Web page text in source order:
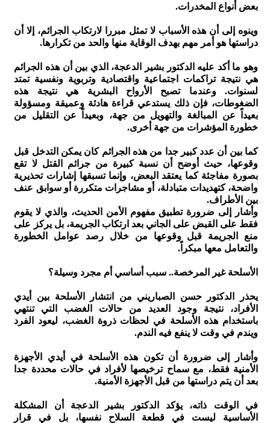
بعض أنواع المخدرات.
وينوه إلى أن هذه الأسباب لا تمثل مبررا لارتكاب الجرائم، إلا أن
دراستها هو أمر مهم بهدف الوقاية منها والحد من تكرارها.
وهو ما أكد عليه الدكتور بشير الدعجة، الذي بين أن هذه الجرائم
هي نتيجة تراكمات اجتماعية واقتصادية وتربوية ونفسية تمتد
لسنوات. وعندما تصبح الأرواح البشرية هي نتيجة هذه
الضغوطات، فإن ذلك يستدعي قراءة هادئة وعميقة ومسؤولة
بعيداً عن المبالغة والتهويل من جهة، وبعيداً عن التقليل من
خطورة المؤشرات من جهة أخرى.
كما بين أن عدد كبير جدا من هذه الجرائم كان يمكن التدخل قبل
وقوعها، حيث أوضح أن نسبة كبيرة من جرائم القتل لا تقع
بصورة مفاجئة كما يعتقد البعض، وإنما تسبقها إشارات تحذيرية
واضحة، كتهديدات متبادلة، أو مشاجرات متكررة أو سوابق عنف
بين الأطراف.
وأشار إلى ضرورة تطبيق مفهوم الأمن الحديث، والذي لا يقوم
فقط على القبض على الجاني بعد ارتكاب الجريمة، بل يركز على
منع الجريمة قبل وقوعها من خلال رصد عوامل الخطورة
والتعامل معها مبكراً.
الأسلحة غير المرخصة.. سبب أساسي أم مجرد وسيلة؟
يحذر الدكتور حسن الصباريني من انتشار الأسلحة بين أيدي
الأفراد، نتيجة وجود العديد من حالات الغضب التي تنتهي
باستخدام هذه الأسلحة في لحظات ذروة الغضب، ليعود الفرد
ويندم في وقت لا ينفع فيه الندم.
وأشار إلى ضرورة أن تكون هذه الأسلحة في أيدي الأجهزة
الأمنية فقط، مع سماح ترخيصها لأفراد في حالات محددة جدا
بعد أن يتم دراستها من قبل الأجهزة الأمنية.
في الوقت ذاته، يؤكد الدكتور بشير الدعجة أن المشكلة
الأساسية ليست في قطعة السلاح نفسها، بل في قرار